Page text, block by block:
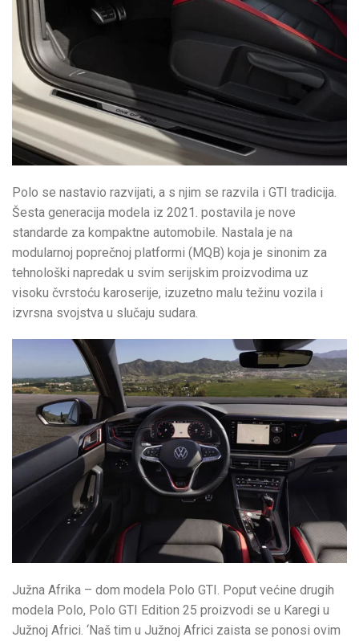
Polo se nastavio razvijati, a s njim se razvila i GTI tradicija.
Šesta generacija modela iz 2021. postavila je nove
standarde za kompaktne automobile. Nastala je na
modularnoj poprečnoj platformi (MQB) koja je sinonim za
tehnološki napredak u svim serijskim proizvodima uz
visoku čvrstoću karoserije, izuzetno malu težinu vozila i
izvrsna svojstva u slučaju sudara.
Južna Afrika – dom modela Polo GTI. Poput većine drugih
modela Polo, Polo GTI Edition 25 proizvodi se u Karegi u
Južnoj Africi. ‘Naš tim u Južnoj Africi zaista se ponosi ovim